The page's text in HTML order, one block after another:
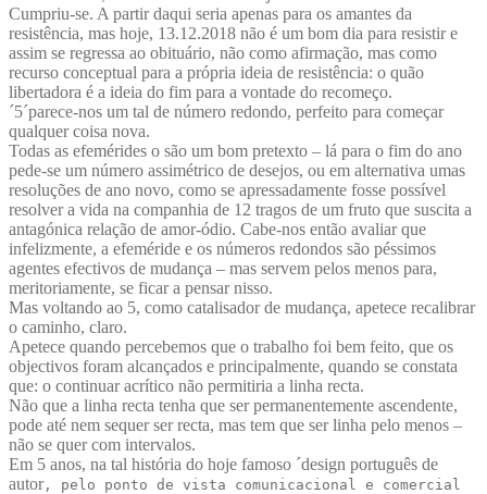
Cumpriu-se. A partir daqui seria apenas para os amantes da
resistência, mas hoje, 13.12.2018 não é um bom dia para resistir e
assim se regressa ao obituário, não como afirmação, mas como
recurso conceptual para a própria ideia de resistência: o quão
libertadora é a ideia do fim para a vontade do recomeço.
´5´parece-nos um tal de número redondo, perfeito para começar
qualquer coisa nova.
Todas as efemérides o são um bom pretexto – lá para o fim do ano
pede-se um número assimétrico de desejos, ou em alternativa umas
resoluções de ano novo, como se apressadamente fosse possível
resolver a vida na companhia de 12 tragos de um fruto que suscita a
antagónica relação de amor-ódio. Cabe-nos então avaliar que
infelizmente, a efeméride e os números redondos são péssimos
agentes efectivos de mudança – mas servem pelos menos para,
meritoriamente, se ficar a pensar nisso.
Mas voltando ao 5, como catalisador de mudança, apetece recalibrar
o caminho, claro.
Apetece quando percebemos que o trabalho foi bem feito, que os
objectivos foram alcançados e principalmente, quando se constata
que: o continuar acrítico não permitiria a linha recta.
Não que a linha recta tenha que ser permanentemente ascendente,
pode até nem sequer ser recta, mas tem que ser linha pelo menos –
não se quer com intervalos.
Em 5 anos, na tal história do hoje famoso ´design português de
autor, pelo ponto de vista comunicacional e comercial